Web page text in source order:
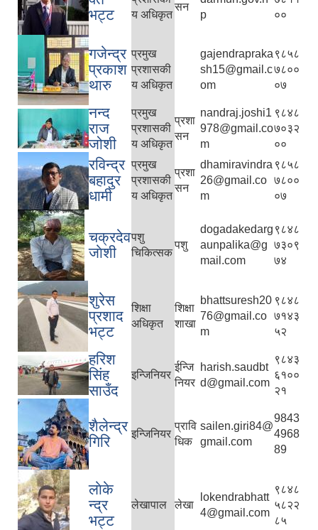
भट्ट
य अधिकृत
सन
p
००
गजेन्द्र
प्रकाश
थारु
प्रमुख
प्रशासकी
य अधिकृत
gajendrapraka
sh15@gmail.c
om
९८५८
७८००
०७
नन्द
राज
जोशी
प्रमुख
प्रशासकी
य अधिकृत
प्रशा
सन
nandraj.joshi1
978@gmail.co
m
९८४८
७०३२
००
रविन्द्र
बहादुर
धामी
प्रमुख
प्रशासकी
य अधिकृत
प्रशा
सन
dhamiravindra
26@gmail.co
m
९८५८
७८००
०७
चक्रदेव
जाेशी
पशु
चिकित्सक
पशु
dogadakedarg
aunpalika@g
mail.com
९८४८
७३०९
७४
शुरेस
प्रशाद
भट्ट
शिक्षा
अधिकृत
शिक्षा
शाखा
bhattsuresh20
76@gmail.co
m
९८४८
७१४३
५२
हरिश
सिंह
साउँद
इन्जिनियर
ईन्जि
नियर
harish.saudbt
d@gmail.com
९८४३
६१००
२१
शैलेन्द्र
गिरि
इन्जिनियर
प्रावि
धिक
sailen.giri84@
gmail.com
9843
4968
89
लाेके
न्द्र
भट्ट
लेखापाल लेखा
lokendrabhatt
4@gmail.com
९८४८
५८२२
८५